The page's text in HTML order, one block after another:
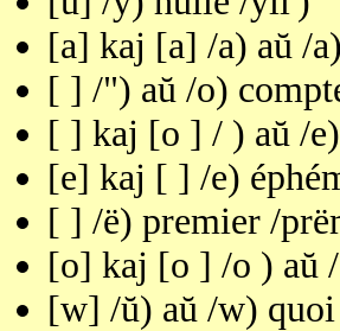
[a] kaj [a] /a) aŭ /
[ ] /") aŭ /o)
[ ] kaj [o ] / ) aŭ /
[e] kaj [ ] /e)
[ ] /ë) premier /
[o] kaj [o ] /o ) aŭ
[w] /ŭ) aŭ /w)